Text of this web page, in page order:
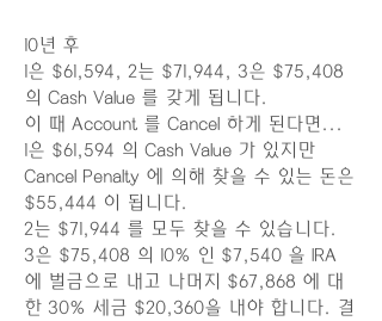
10년 후
1은 $61,594, 2는 $71,944, 3은 $75,408
의 Cash Value 를 갖게 됩니다.
이 때 Account 를 Cancel 하게 된다면...
1은 $61,594 의 Cash Value 가 있지만
Cancel Penalty 에 의해 찾을 수 있는 돈은
$55,444 이 됩니다.
2는 $71,944 를 모두 찾을 수 있습니다.
3은 $75,408 의 10% 인 $7,540 을 IRA
에 벌금으로 내고 나머지 $67,868 에 대
한 30% 세금 $20,360을 내야 합니다. 결